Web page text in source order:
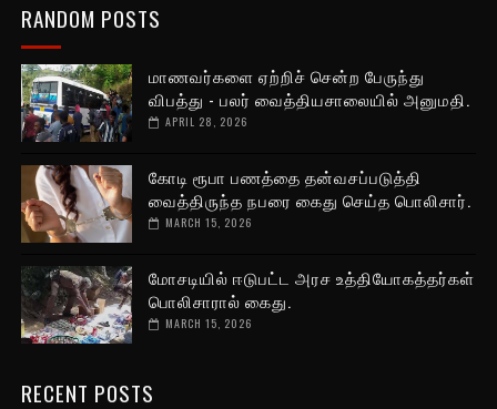
RANDOM POSTS
மாணவர்களை ஏற்றிச் சென்ற பேருந்து
விபத்து - பலர் வைத்தியசாலையில் அனுமதி.
APRIL 28, 2026
கோடி ரூபா பணத்தை தன்வசப்படுத்தி
வைத்திருந்த நபரை கைது செய்த பொலிசார்.
MARCH 15, 2026
மோசடியில் ஈடுபட்ட அரச உத்தியோகத்தர்கள்
பொலிசாரால் கைது.
MARCH 15, 2026
RECENT POSTS